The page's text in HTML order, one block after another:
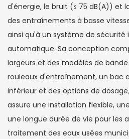
d'énergie, le bruit (≤ 75 dB(A)) et
des entraînements à basse
ainsi qu'à un système de
automatique. Sa conception
largeurs et des modèles de
rouleaux d'entraînement, un bac
inférieur et des options de
assure une installation flexible,
une longue durée de vie pour les
traitement des eaux usées